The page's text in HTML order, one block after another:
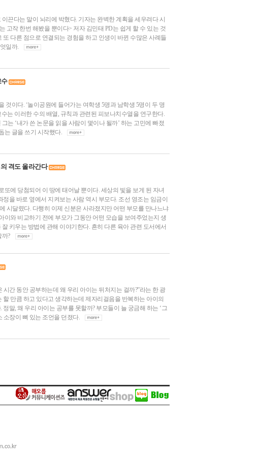
끈다는 말이 뇌리에 박혔다. 기자는 완벽한 계획을 세우려다 시
고작 한번 해봤을 뿐이다> 저자 김민태 PD는 쉽게 할 수 있는 것
다른 점으로 연결되는 경험을 하고 인생이 바뀐 수많은 사례들
일까.
수
것이다. ‘놀이공원에 들어가는 여학생 5명과 남학생 5명이 두 명
는 이러한 수의 배열, 규칙과 관련된 피보나치수열을 연구한다.
는 ‘내가 쓴 논문을 읽을 사람이 몇이나 될까’ 하는 고민에 빠졌
는 글을 쓰기 시작했다.
격도 올라간다
또에 당첨되어 이 땅에 태어날 뿐이다. 세상의 빛을 보게 된 자녀
을 바로 옆에서 지켜보는 사람 역시 부모다. 조선 영조는 임금이
시달렸다. 다행히 이제 신분은 사라졌지만 어떤 부모를 만나느냐
이와 비교하기 전에 부모가 그동안 어떤 모습을 보여주었는지 생
키우는 방법에 관해 이야기한다. 흔히 다른 육아 관련 도서에서
까?
간 동안 공부하는데 왜 우리 아이는 뒤처지는 걸까?”라는 한 광
만큼 하고 있다고 생각하는데 제자리걸음을 반복하는 아이의
말, 왜 우리 아이는 공부를 못할까? 부모들이 늘 궁금해 하는 ‘그
소장이 뼈 있는 조언을 던졌다.